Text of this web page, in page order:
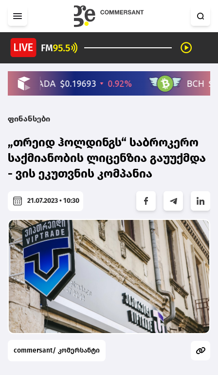
ფინანსები
„თრეიდ ჰოლდინგს“ საბროკერო
საქმიანობის ლიცენზია გაუუქმდა
- ვის ეკუთვნის კომპანია
21.07.2023 • 10:30
commersant/ კომერსანტი